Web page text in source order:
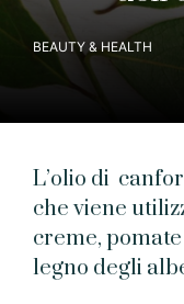
BEAUTY & HEALTH
L’olio di
che viene
creme,
legno degli